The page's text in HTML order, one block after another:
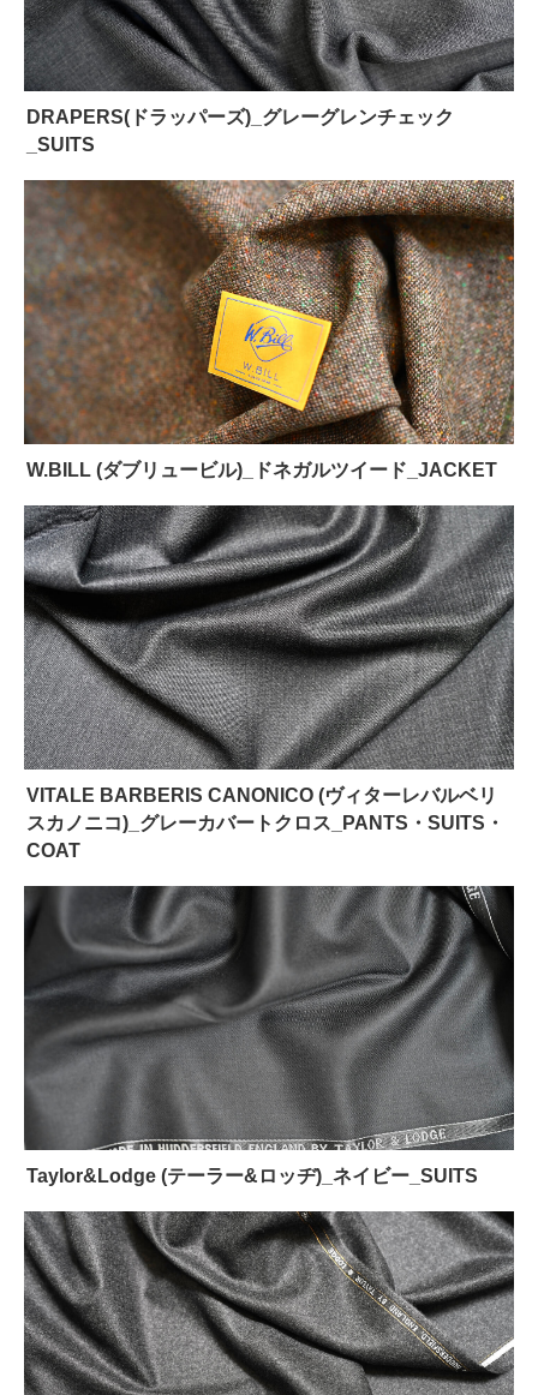
DRAPERS(ドラッパーズ)_グレーグレンチェック
_SUITS
W.BILL (ダブリュービル)_ドネガルツイード_JACKET
VITALE BARBERIS CANONICO (ヴィターレバルベリ
スカノニコ)_グレーカバートクロス_PANTS・SUITS・
COAT
Taylor&Lodge (テーラー&ロッヂ)_ネイビー_SUITS